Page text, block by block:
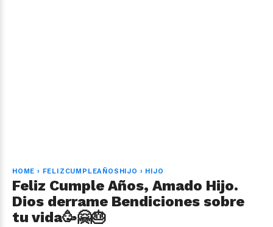
HOME › FELIZCUMPLEAÑOSHIJO › HIJO
Feliz Cumple Años, Amado Hijo.
Dios derrame Bendiciones sobre
tu vida🥳🤗🎂